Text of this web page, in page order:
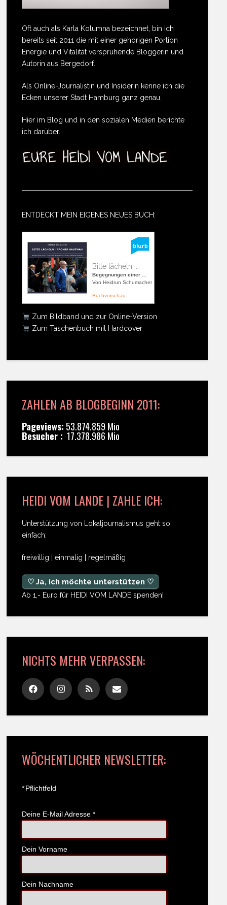
Oft auch als Karla Kolumna bezeichnet, bin ich
bereits seit 2011 die mit einer gehörigen Portion
Energie und Vitalität versprühende Bloggerin und
Autorin aus Bergedorf.
Als Online-Journalistin und Insiderin kenne ich die
Ecken unserer Stadt Hamburg ganz genau.
Hier im Blog und in den sozialen Medien berichte
ich darüber.
ENTDECKT MEIN EIGENES NEUES BUCH:
Bitte lächeln ...
Begegnungen einer ...
Von Heidrun Schumacher
Buchvorschau
Zum Bildband und zur Online-Version
Zum Taschenbuch mit Hardcover
ZAHLEN AB BLOGBEGINN 2011:
Pageviews: 53.874.859 Mio
Besucher : 17.378.986 Mio
HEIDI VOM LANDE | ZAHLE ICH:
Unterstützung von Lokaljournalismus geht so
einfach:
freiwillig | einmalig | regelmäßig
♡ Ja, ich möchte unterstützen ♡
Ab 1,- Euro für HEIDI VOM LANDE spenden!
NICHTS MEHR VERPASSEN:
WÖCHENTLICHER NEWSLETTER:
*Pflichtfeld
Deine E-Mail Adresse *
Dein Vorname
Dein Nachname